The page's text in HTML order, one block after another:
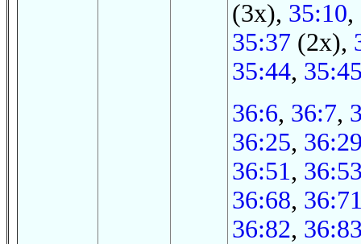
(3x), 35:10,
35:37 (2x),
35:44,
36:6, 36:7,
36:25,
36:51,
36:68,
36:82,